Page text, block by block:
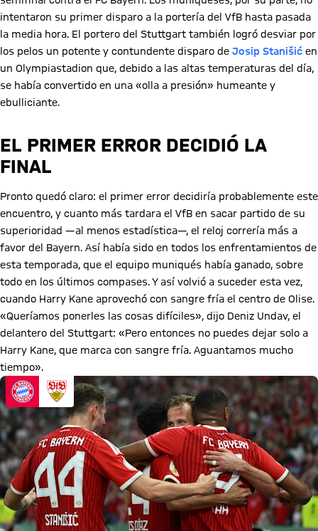
intentaron su primer disparo a la portería del VfB hasta pasada
la media hora. El portero del Stuttgart también logró desviar por
los pelos un potente y contundente disparo de Josip Stanišić en
un Olympiastadion que, debido a las altas temperaturas del día,
se había convertido en una «olla a presión» humeante y
ebulliciante.
EL PRIMER ERROR DECIDIÓ LA
FINAL
Pronto quedó claro: el primer error decidiría probablemente este
encuentro, y cuanto más tardara el VfB en sacar partido de su
superioridad —al menos estadística—, el reloj correría más a
favor del Bayern. Así había sido en todos los enfrentamientos de
esta temporada, que el equipo muniqués había ganado, sobre
todo en los últimos compases. Y así volvió a suceder esta vez,
cuando Harry Kane aprovechó con sangre fría el centro de Olise.
«Queríamos ponerles las cosas difíciles», dijo Deniz Undav, el
delantero del Stuttgart: «Pero entonces no puedes dejar solo a
Harry Kane, que marca con sangre fría. Aguantamos mucho
tiempo».